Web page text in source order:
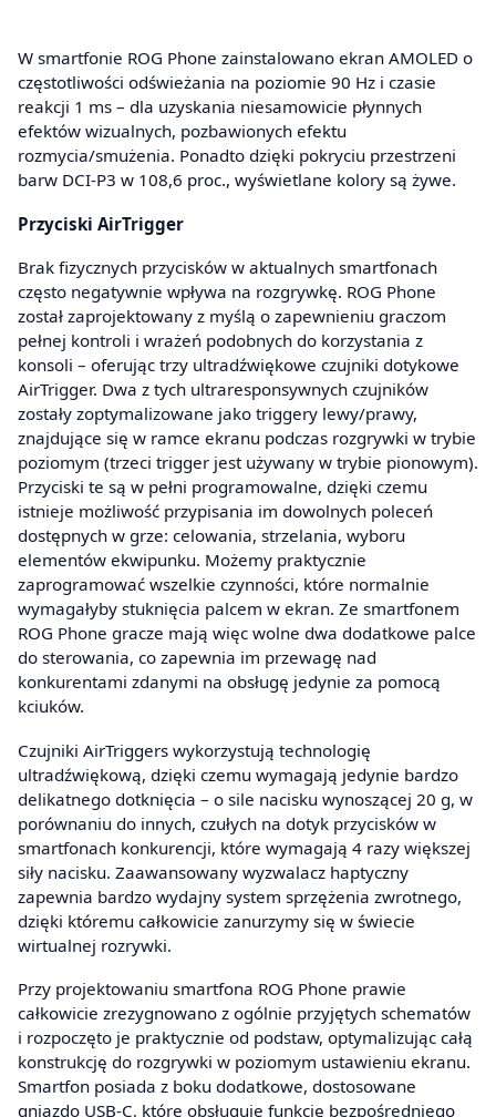
W smartfonie ROG Phone zainstalowano ekran AMOLED o
częstotliwości odświeżania na poziomie 90 Hz i czasie
reakcji 1 ms – dla uzyskania niesamowicie płynnych
efektów wizualnych, pozbawionych efektu
rozmycia/smużenia. Ponadto dzięki pokryciu przestrzeni
barw DCI-P3 w 108,6 proc., wyświetlane kolory są żywe.
Przyciski AirTrigger
Brak fizycznych przycisków w aktualnych smartfonach
często negatywnie wpływa na rozgrywkę. ROG Phone
został zaprojektowany z myślą o zapewnieniu graczom
pełnej kontroli i wrażeń podobnych do korzystania z
konsoli – oferując trzy ultradźwiękowe czujniki dotykowe
AirTrigger. Dwa z tych ultraresponsywnych czujników
zostały zoptymalizowane jako triggery lewy/prawy,
znajdujące się w ramce ekranu podczas rozgrywki w trybie
poziomym (trzeci trigger jest używany w trybie pionowym).
Przyciski te są w pełni programowalne, dzięki czemu
istnieje możliwość przypisania im dowolnych poleceń
dostępnych w grze: celowania, strzelania, wyboru
elementów ekwipunku. Możemy praktycznie
zaprogramować wszelkie czynności, które normalnie
wymagałyby stuknięcia palcem w ekran. Ze smartfonem
ROG Phone gracze mają więc wolne dwa dodatkowe palce
do sterowania, co zapewnia im przewagę nad
konkurentami zdanymi na obsługę jedynie za pomocą
kciuków.
Czujniki AirTriggers wykorzystują technologię
ultradźwiękową, dzięki czemu wymagają jedynie bardzo
delikatnego dotknięcia – o sile nacisku wynoszącej 20 g, w
porównaniu do innych, czułych na dotyk przycisków w
smartfonach konkurencji, które wymagają 4 razy większej
siły nacisku. Zaawansowany wyzwalacz haptyczny
zapewnia bardzo wydajny system sprzężenia zwrotnego,
dzięki któremu całkowicie zanurzymy się w świecie
wirtualnej rozrywki.
Przy projektowaniu smartfona ROG Phone prawie
całkowicie zrezygnowano z ogólnie przyjętych schematów
i rozpoczęto je praktycznie od podstaw, optymalizując całą
konstrukcję do rozgrywki w poziomym ustawieniu ekranu.
Smartfon posiada z boku dodatkowe, dostosowane
gniazdo USB-C, które obsługuje funkcję bezpośredniego